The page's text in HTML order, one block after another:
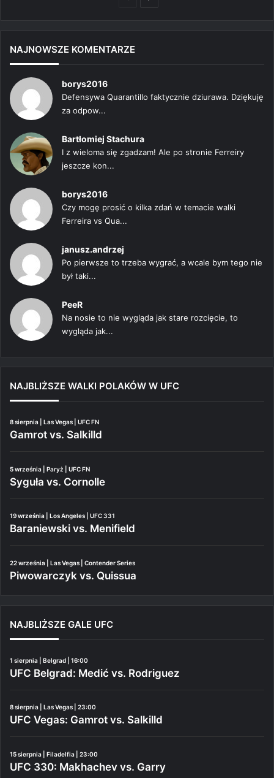
NAJNOWSZE KOMENTARZE
borys2016
Defensywa Quarantillo faktycznie dziurawa. Dziękuję
za odpow...
Bartłomiej Stachura
I z wieloma się zgadzam! Ale po stronie Ferreiry
jeszcze kon...
borys2016
Czy mogę prosić o kilka zdań w temacie walki
Ferreira vs Qua...
janusz.andrzej
Po pierwsze to trzeba wygrać, a wcale bym tego nie
był taki...
PeeR
Na nosie to nie wygląda jak stare rozcięcie, to
wygląda jak...
NAJBLIŻSZE WALKI POLAKÓW W UFC
8 sierpnia | Las Vegas | UFC FN
Gamrot vs. Salkilld
5 września | Paryż | UFC FN
Syguła vs. Cornolle
19 września | Los Angeles | UFC 331
Baraniewski vs. Menifield
22 września | Las Vegas | Contender Series
Piwowarczyk vs. Quissua
NAJBLIŻSZE GALE UFC
1 sierpnia | Belgrad | 16:00
UFC Belgrad: Medić vs. Rodriguez
8 sierpnia | Las Vegas | 23:00
UFC Vegas: Gamrot vs. Salkilld
15 sierpnia | Filadelfia | 23:00
UFC 330: Makhachev vs. Garry